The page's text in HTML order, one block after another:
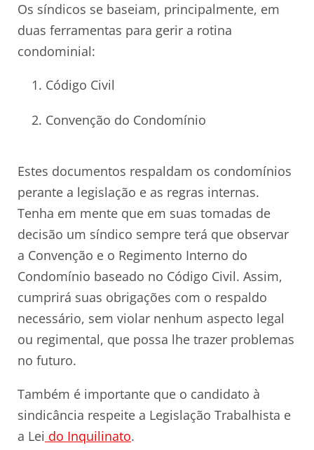
Os síndicos se baseiam, principalmente, em
duas ferramentas para gerir a rotina
condominial:
Código Civil
Convenção do Condomínio
Estes documentos respaldam os condomínios
perante a legislação e as regras internas.
Tenha em mente que em suas tomadas de
decisão um síndico sempre terá que observar
a Convenção e o Regimento Interno do
Condomínio baseado no Código Civil. Assim,
cumprirá suas obrigações com o respaldo
necessário, sem violar nenhum aspecto legal
ou regimental, que possa lhe trazer problemas
no futuro.
Também é importante que o candidato à
sindicância respeite a Legislação Trabalhista e
a Lei do Inquilinato.